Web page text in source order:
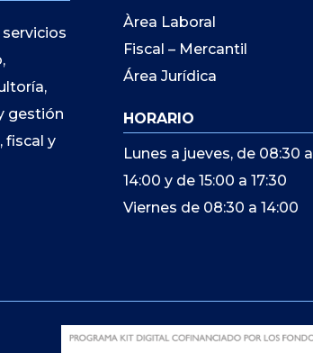
gestión
fiscal y
Àrea Laboral
Fiscal – Mercantil
Área Jurídica
HORARIO
Lunes a jueves, de 08:30 a
14:00 y de 15:00 a 17:30
Viernes de 08:30 a 14:00